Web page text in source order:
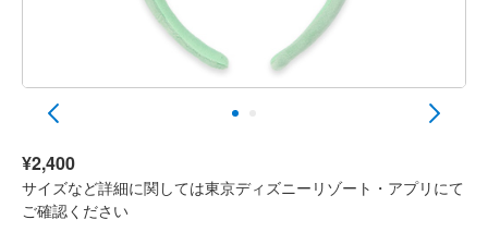
¥2,400
サイズなど詳細に関しては東京ディズニーリゾート・アプリにて
ご確認ください